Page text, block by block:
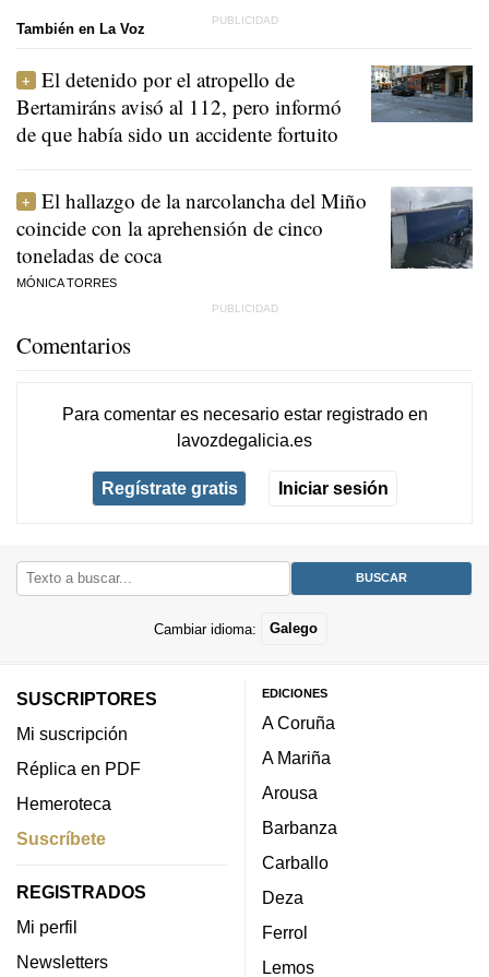
También en La Voz
El detenido por el atropello de
Bertamiráns avisó al 112, pero informó
de que había sido un accidente fortuito
El hallazgo de la narcolancha del Miño
coincide con la aprehensión de cinco
toneladas de coca
MÓNICA TORRES
Comentarios
Para comentar es necesario estar registradoen
lavozdegalicia.es
Regístrate gratis Iniciar sesión
Cambiar idioma: Galego
SUSCRIPTORES
Mi suscripción
Réplica en PDF
Hemeroteca
Suscríbete
REGISTRADOS
Mi perfil
Newsletters
EDICIONES
A Coruña
A Mariña
Arousa
Barbanza
Carballo
Deza
Ferrol
Lemos